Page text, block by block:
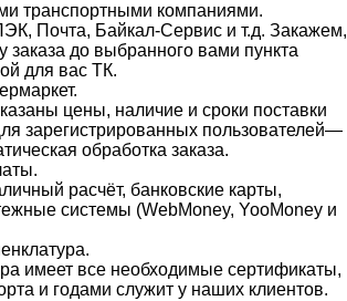
транспортными компаниями.
Почта, Байкал-Сервис и т.д. Закажем,
заказа до выбранного вами пункта
для вас ТК.
цены, наличие и сроки поставки
зарегистрированных пользователей—
обработка заказа.
расчёт, банковские карты,
системы (WebMoney, YooMoney и
имеет все необходимые сертификаты,
и годами служит у наших клиентов.